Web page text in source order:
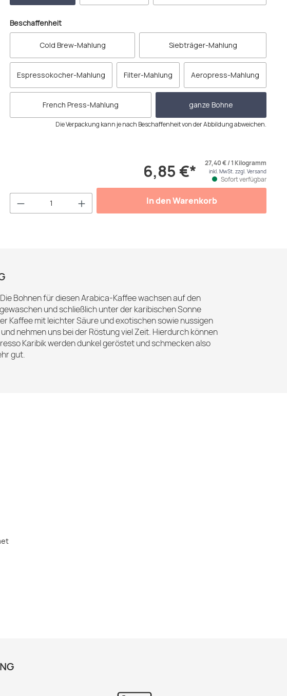
Beschaffenheitauswählen
Cold Brew-Mahlung Siebträger-Mahlung
Espressokocher-Mahlung Filter-Mahlung Aeropress-Mahlung
French Press-Mahlung ganze Bohne
Die Verpackung kann je nach Beschaffenheit von der Abbildung abweichen.
Produkt Anzahl: Gib den gewünschten Wert
6,85 €* 27,40 € / 1 Kilogramm
inkl. MwSt. zzgl. Versand
Sofort verfügbar
In den Warenkorb
Bohnen für diesen Arabica-Kaffee wachsen auf den
und schließlich unter der karibischen Sonne
Kaffee mit leichter Säure und exotischen sowie nussigen
nehmen uns bei der Röstung viel Zeit. Hierdurch können
Karibik werden dunkel geröstet und schmecken also
gut.